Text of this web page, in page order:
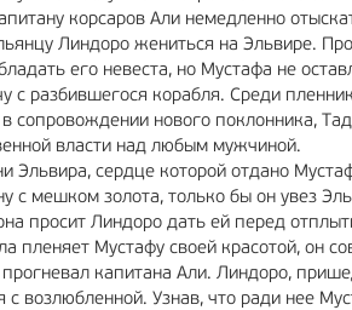
корсаров Али немедленно
Линдоро жениться на Эльвире.
его невеста, но Мустафа не
разбившегося корабля. Среди
сопровождении нового поклонника,
власти над любым мужчиной.
Эльвира, сердце которой отдано
с мешком золота, только бы он увез
просит Линдоро дать ей перед
пленяет Мустафу своей красотой, он
капитана Али. Линдоро,
возлюбленной. Узнав, что ради нее